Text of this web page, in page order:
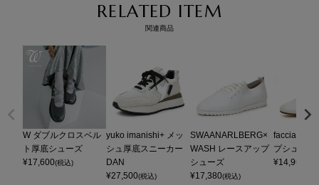
RELATED ITEM
関連商品
W ダブルクロスベル
ト厚底シューズ
¥17,600(税込)
yuko imanishi+ メッ
シュ厚底スニーカー
DAN
¥27,500(税込)
SWAANARLBERG×
WASH レースアップ
シューズ
¥17,380(税込)
facciamo
プシューズ
¥14,960